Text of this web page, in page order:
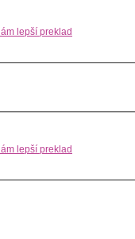
lepší preklad
lepší preklad